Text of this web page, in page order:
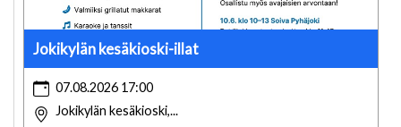
Jokikylän kesäkioski-illat
07.08.2026 17:00
Jokikylän kesäkioski,...